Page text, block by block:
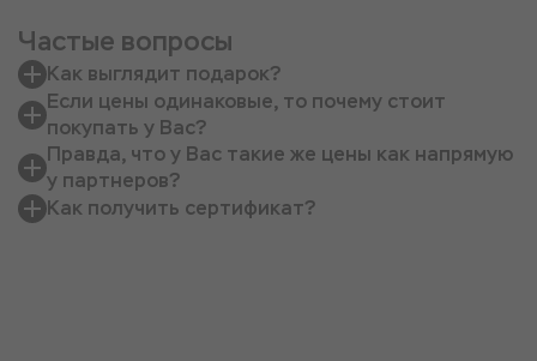
Частые вопросы
Как выглядит подарок?
Если цены одинаковые, то почему стоит
покупать у Вас?
Правда, что у Вас такие же цены как напрямую
у партнеров?
Как получить сертификат?